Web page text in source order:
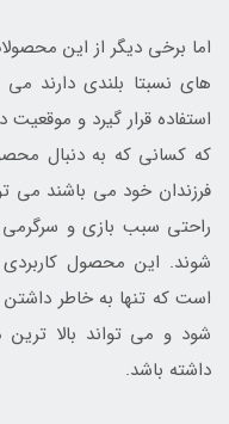
اما برخی دیگر از این
های نسبتا بلندی دارند می
استفاده قرار گیرد و
که کسانی که به دنبال
فرزندان خود می باشند می
راحتی سبب بازی و سرگرمی
شوند. این محصول
است که تنها به خاطر
شود و می تواند بالا ترین
داشته باشد.